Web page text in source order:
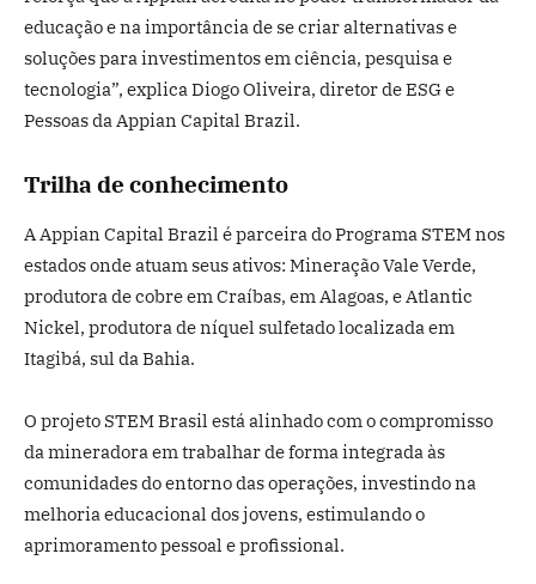
educação e na importância de se criar alternativas e
soluções para investimentos em ciência, pesquisa e
tecnologia”, explica Diogo Oliveira, diretor de ESG e
Pessoas da Appian Capital Brazil.
Trilha de conhecimento
A Appian Capital Brazil é parceira do Programa STEM nos
estados onde atuam seus ativos: Mineração Vale Verde,
produtora de cobre em Craíbas, em Alagoas, e Atlantic
Nickel, produtora de níquel sulfetado localizada em
Itagibá, sul da Bahia.
O projeto STEM Brasil está alinhado com o compromisso
da mineradora em trabalhar de forma integrada às
comunidades do entorno das operações, investindo na
melhoria educacional dos jovens, estimulando o
aprimoramento pessoal e profissional.